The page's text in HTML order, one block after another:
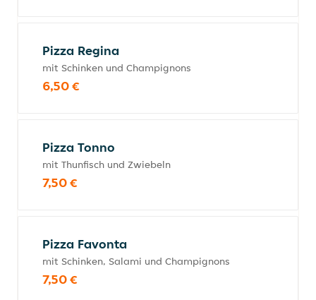
Pizza Regina
mit Schinken und Champignons
6,50 €
Pizza Tonno
mit Thunfisch und Zwiebeln
7,50 €
Pizza Favonta
mit Schinken, Salami und Champignons
7,50 €